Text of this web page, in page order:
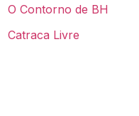
O Contorno de BH
Catraca Livre